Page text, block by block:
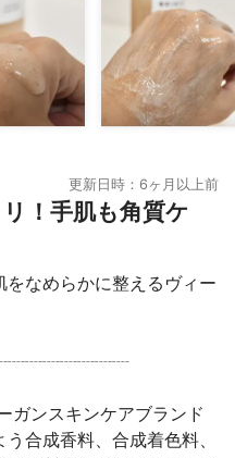
更新日時：6ヶ月以上前
！手肌も角質ケ
なめらかに整えるヴィー
ガンスキンケアブランド
合成香料、合成着色料、